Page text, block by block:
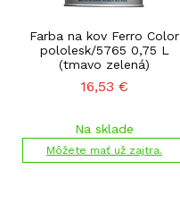
Farba na kov Ferro Color
pololesk/5765 0,75 L
(tmavo zelená)
16,53 €
Na sklade
Môžete mať už zajtra.